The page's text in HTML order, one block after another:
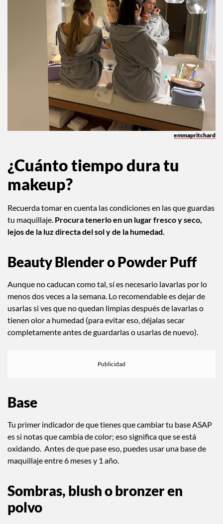
¿Cuánto tiempo dura tu
makeup?
tu maquillaje. Procura tenerlo en un lugar fresco y seco,
Beauty Blender o Powder Puff
Aunque no caducan como tal, sí es necesario lavarlas por lo
menos dos veces a la semana. Lo recomendable es dejar de
tienen olor a humedad (para evitar eso, déjalas secar
Base
Tu primer indicador de que tienes que cambiar tu base ASAP
oxidando. Antes de que pase eso, puedes usar una base de
maquillaje entre 6 meses y 1 año.